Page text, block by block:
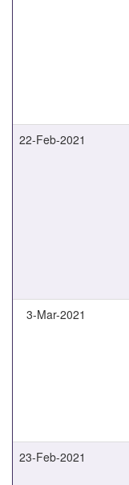
22-Feb-2021
3-Mar-2021
23-Feb-2021